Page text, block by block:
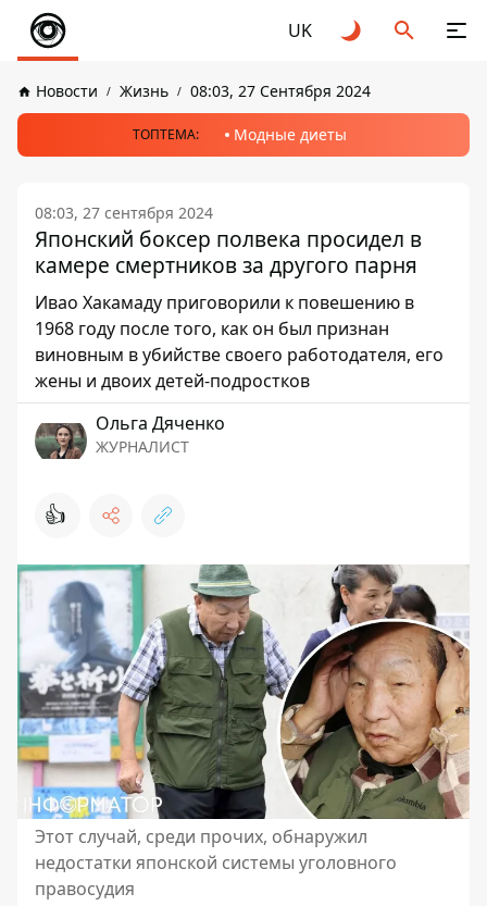
UK
Новости Жизнь 08:03, 27 Сентября 2024
ТОПТЕМА: Модные диеты
08:03, 27 сентября 2024
Японский боксер полвека просидел в
камере смертников за другого парня
Ивао Хакамаду приговорили к повешению в
1968 году после того, как он был признан
виновным в убийстве своего работодателя, его
жены и двоих детей-подростков
Ольга Дяченко
ЖУРНАЛИСТ
👍
Этот случай, среди прочих, обнаружил
недостатки японской системы уголовного
правосудия